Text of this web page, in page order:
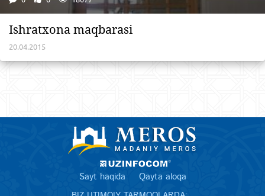
Ishratxona maqbarasi
20.04.2015
Sayt haqida Qayta aloqa